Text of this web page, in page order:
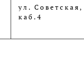
ул. Советская,
каб.4